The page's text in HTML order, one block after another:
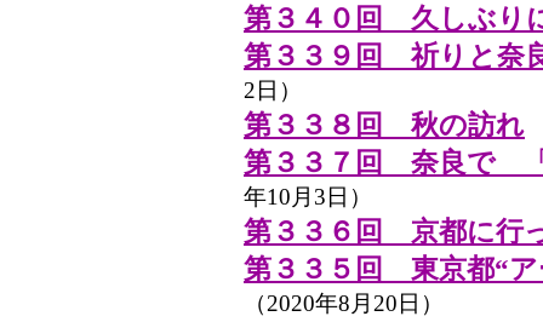
第３４０回 久しぶり
第３３９回 祈りと奈
2日）
第３３８回 秋の訪れ
第３３７回 奈良で
年10月3日）
第３３６回 京都に行
第３３５回 東京都“ア
（2020年8月20日）